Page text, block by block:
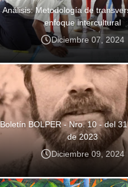
Análisis: Metodología de
enfoque intercultural
Diciembre 07, 2024
Boletín BOLPER - Nro. 10 - del
de 2023
Diciembre 09, 2024